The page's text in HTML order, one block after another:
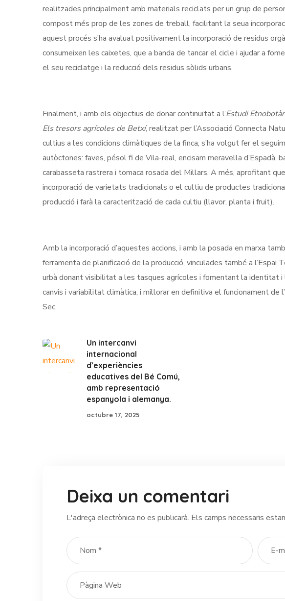
realitzades principalment amb materials reciclats per un grup de
compost més prop de les zones de treball, facilitant la seua
aquest procés s’ha avaluat positivament la incorporació de residus
consumeixen les caixetes, que a banda de tancar el cicle i ajudar a
el seu reciclatge i la reducció dels residus sòlids urbans.
Finalment, i amb els objectius de donar continuïtat a l’Estudi
Els tresors agrícoles de Betxí, realitzat per l’Associació Connecta
cultius a les condicions climàtiques de la finca, s’ha volgut fer el
autòctones: faves, pésol fi de Vila-real, encisam meravella d’Espadà,
carabasseta rastrera i tomaca rosada del Millars. A més, aprofitant
incorporació de varietats tradicionals o el cultiu de productes
producció i farà la caracterització de cada cultiu (llavor, planta i fruit).
Amb la incorporació d’aquestes accions, i amb la posada en marxa
ferramenta de planificació de la producció, vinculades també a l’Espai
urbà donant visibilitat a les tasques agrícoles i fomentant la identitat
canvis i variabilitat climàtica, i millorar en definitiva el funcionament de
Sec.
Un intercanvi
internacional
d’experiències
educatives del Bé Comú,
amb representació
espanyola i alemanya.
octubre 17, 2025
Deixa un comentari
L'adreça electrònica no es publicarà. Els camps necessaris